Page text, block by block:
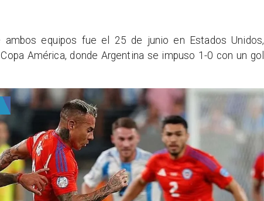
equipos fue el 25 de junio en Estados Unidos,
América, donde Argentina se impuso 1-0 con un gol